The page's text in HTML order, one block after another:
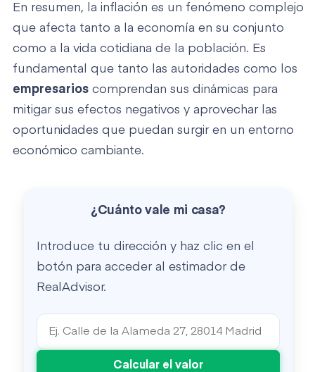
En resumen, la inflación es un fenómeno complejo
que afecta tanto a la economía en su conjunto
como a la vida cotidiana de la población. Es
fundamental que tanto las autoridades como los
empresarios comprendan sus dinámicas para
mitigar sus efectos negativos y aprovechar las
oportunidades que puedan surgir en un entorno
económico cambiante.
¿Cuánto vale mi casa?
Introduce tu dirección y haz clic en el
botón para acceder al estimador de
RealAdvisor.
Calcular el valor